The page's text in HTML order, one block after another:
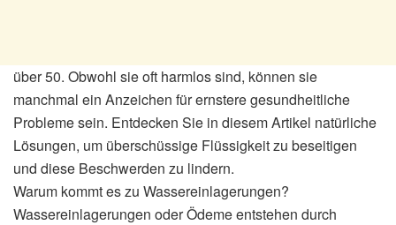
über 50. Obwohl sie oft harmlos sind, können sie
manchmal ein Anzeichen für ernstere gesundheitliche
Probleme sein. Entdecken Sie in diesem Artikel natürliche
Lösungen, um überschüssige Flüssigkeit zu beseitigen
und diese Beschwerden zu lindern.
Warum kommt es zu Wassereinlagerungen?
Wassereinlagerungen oder Ödeme entstehen durch